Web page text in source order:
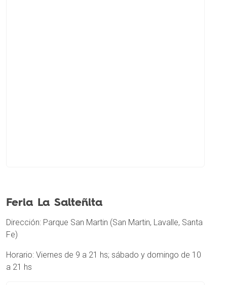
Feria La Salteñita
Dirección: Parque San Martin (San Martin, Lavalle, Santa
Fe)
Horario: Viernes de 9 a 21 hs; sábado y domingo de 10
a 21 hs